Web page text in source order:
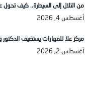
من التلال إلى السيطرة.. كيف
أغسطس 4, 2026
مركز علا للمهارات يستضيف
أغسطس 2, 2026